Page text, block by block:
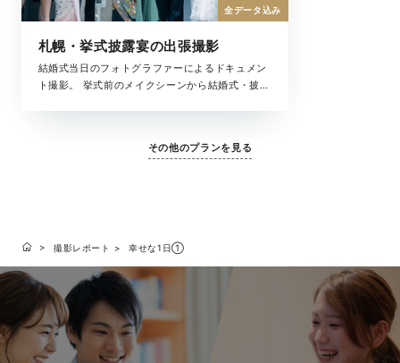
札幌・挙式披露宴の出張撮影
結婚式当日のフォトグラファーによるドキュメン
ト撮影。 挙式前のメイクシーンから結婚式・披露
全データ込み
その他のプランを見る
撮影レポート 幸せな1日①